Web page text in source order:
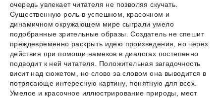
очередь увлекает читателя не позволяя скучать.
Существенную роль в успешном, красочном и
динамичном окружающем мире сыграли умело
подобранные зрительные образы. Создатель не спешит
преждевременно раскрыть идею произведения, но через
действия при помощи намеков в диалогах постепенно
подводит к ней читателя. Положительная загадочность
висит над сюжетом, но слово за словом она выводится в
потрясающе интересную картину, понятную для всех.
Умелое и красочное иллюстрирование природы, мест